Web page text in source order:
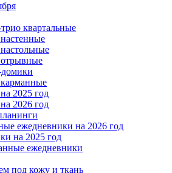
квартальные
2025 год
2026 год
ежедневники на 2026 год
на 2025 год
ежедневники
под кожу и ткань